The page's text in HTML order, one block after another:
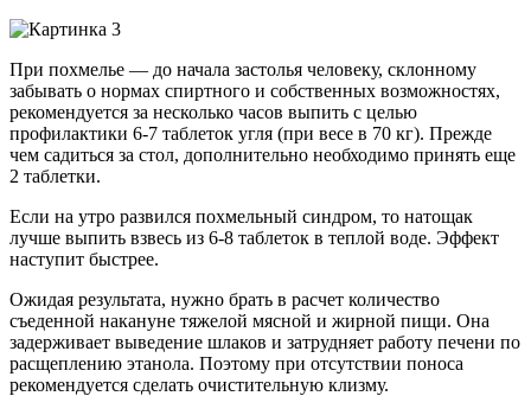
При похмелье — до начала застолья человеку, склонному
забывать о нормах спиртного и собственных возможностях,
рекомендуется за несколько часов выпить с целью
профилактики 6-7 таблеток угля (при весе в 70 кг). Прежде
чем садиться за стол, дополнительно необходимо принять еще
2 таблетки.
Если на утро развился похмельный синдром, то натощак
лучше выпить взвесь из 6-8 таблеток в теплой воде. Эффект
наступит быстрее.
Ожидая результата, нужно брать в расчет количество
съеденной накануне тяжелой мясной и жирной пищи. Она
задерживает выведение шлаков и затрудняет работу печени по
расщеплению этанола. Поэтому при отсутствии поноса
рекомендуется сделать очистительную клизму.